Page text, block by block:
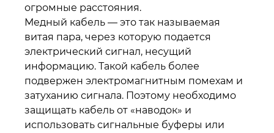
огромные расстояния.
Медный кабель — это так называемая
витая пара, через которую подается
электрический сигнал, несущий
информацию. Такой кабель более
подвержен электромагнитным помехам и
затуханию сигнала. Поэтому необходимо
защищать кабель от «наводок» и
использовать сигнальные буферы или